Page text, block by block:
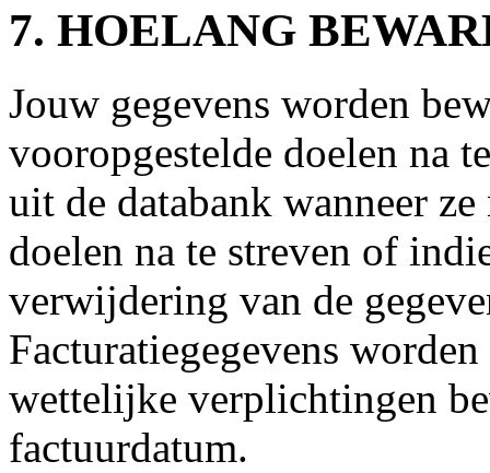
7. HOELANG
Jouw gegevens worden
vooropgestelde doelen na
uit de databank wanneer
doelen na te streven of
verwijdering van de
Facturatiegegevens
wettelijke verplichtingen
factuurdatum.